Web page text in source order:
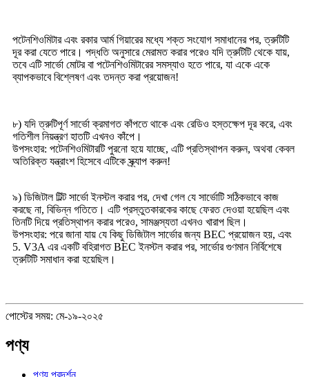
পটেনশিওমিটার এবং রকার আর্ম গিয়ারের মধ্যে শক্ত সংযোগ সমাধানের পর, ত্রুটিটি
দূর করা যেতে পারে। পদ্ধতি অনুসারে মেরামত করার পরেও যদি ত্রুটিটি থেকে যায়,
তবে এটি সার্ভো মোটর বা পটেনশিওমিটারের সমস্যাও হতে পারে, যা একে একে
ব্যাপকভাবে বিশ্লেষণ এবং তদন্ত করা প্রয়োজন!
৮) যদি ত্রুটিপূর্ণ সার্ভো ক্রমাগত কাঁপতে থাকে এবং রেডিও হস্তক্ষেপ দূর করে, এবং
গতিশীল নিয়ন্ত্রণ হাতটি এখনও কাঁপে।
উপসংহার: পটেনশিওমিটারটি পুরনো হয়ে যাচ্ছে, এটি প্রতিস্থাপন করুন, অথবা কেবল
অতিরিক্ত যন্ত্রাংশ হিসেবে এটিকে স্ক্র্যাপ করুন!
৯) ডিজিটাল টিল্ট সার্ভো ইনস্টল করার পর, দেখা গেল যে সার্ভোটি সঠিকভাবে কাজ
করছে না, বিভিন্ন গতিতে। এটি প্রস্তুতকারকের কাছে ফেরত দেওয়া হয়েছিল এবং
তিনটি দিয়ে প্রতিস্থাপন করার পরেও, সামঞ্জস্যতা এখনও খারাপ ছিল।
উপসংহার: পরে জানা যায় যে কিছু ডিজিটাল সার্ভোর জন্য BEC প্রয়োজন হয়, এবং
5. V3A এর একটি বহিরাগত BEC ইনস্টল করার পর, সার্ভোর গুণমান নির্বিশেষে
ত্রুটিটি সমাধান করা হয়েছিল।
পোস্টের সময়: মে-১৯-২০২৫
পণ্য
পণ্য প্রদর্শন